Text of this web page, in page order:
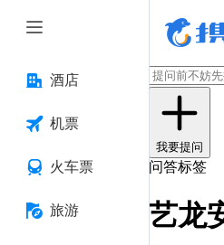
酒店
机票
火车票
旅游
我要提问
问答标签
艺龙